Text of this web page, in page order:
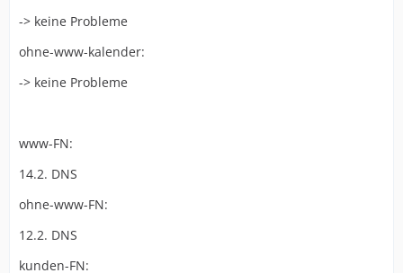
-> keine Probleme
ohne-www-kalender:
-> keine Probleme
www-FN:
14.2. DNS
ohne-www-FN:
12.2. DNS
kunden-FN: